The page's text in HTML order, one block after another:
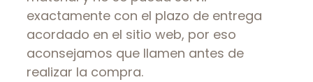
exactamente con el plazo de entrega
acordado en el sitio web, por eso
aconsejamos que llamen antes de
realizar la compra.